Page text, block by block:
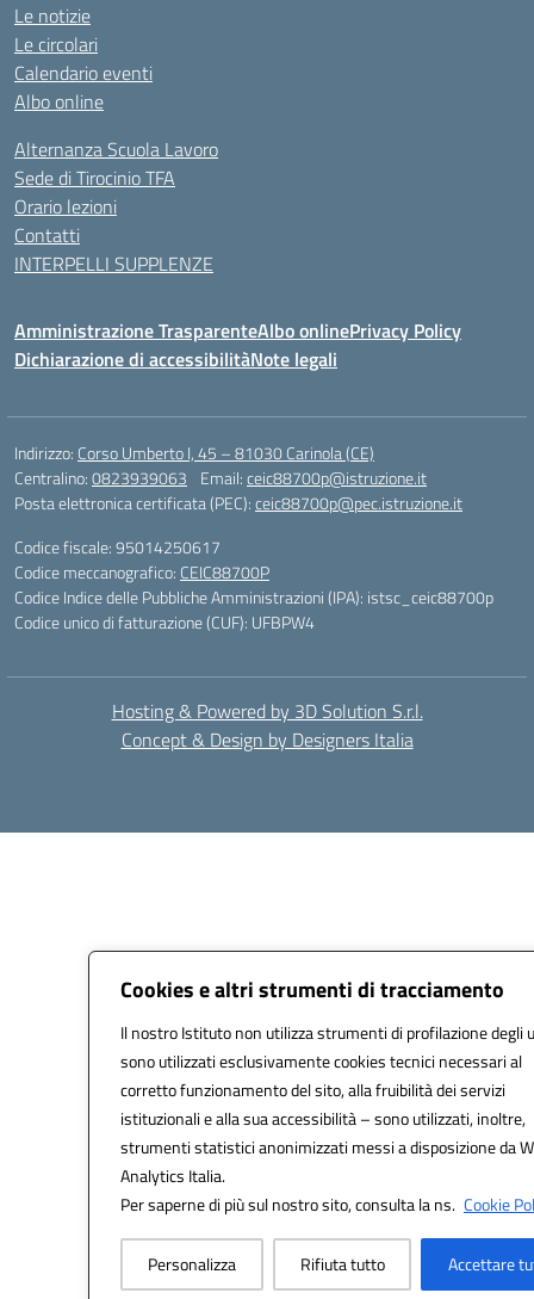
Cookies e altri strumenti di tracciamento
Il nostro Istituto non utilizza strumenti di profilazione degli
sono utilizzati esclusivamente cookies tecnici necessari al
corretto funzionamento del sito, alla fruibilità dei servizi
istituzionali e alla sua accessibilità – sono utilizzati, inoltre,
strumenti statistici anonimizzati messi a disposizione da
Analytics Italia.
Per saperne di più sul nostro sito, consulta la ns. Cookie
Personalizza Rifiuta tutto Accettare
Le notizie
Le circolari
Calendario eventi
Albo online
Alternanza Scuola Lavoro
Sede di Tirocinio TFA
Orario lezioni
Contatti
INTERPELLI SUPPLENZE
Amministrazione TrasparenteAlbo onlinePrivacy Policy
Dichiarazione di accessibilitàNote legali
Indirizzo: Corso Umberto I, 45 – 81030 Carinola (CE)
Centralino:0823939063 Email:ceic88700p@istruzione.it
Posta elettronica certificata (PEC):ceic88700p@pec.istruzione.it
Codice fiscale: 95014250617
Codice meccanografico: CEIC88700P
Codice Indice delle Pubbliche Amministrazioni (IPA): istsc_ceic88700p
Codice unico di fatturazione (CUF): UFBPW4
Hosting & Powered by 3D Solution S.r.l.
Concept & Design by Designers Italia